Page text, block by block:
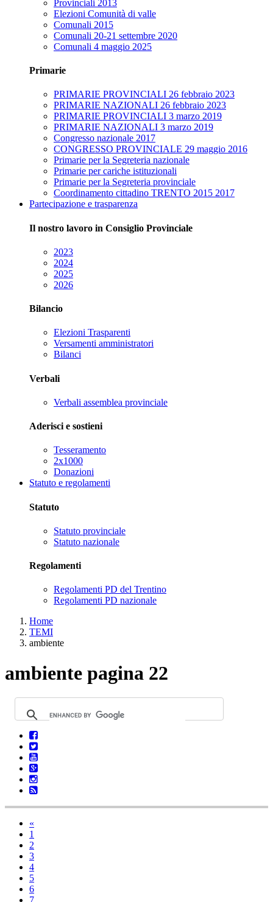
Provinciali 2013
Elezioni Comunità di valle
Comunali 2015
Comunali 20-21 settembre 2020
Comunali 4 maggio 2025
Primarie
PRIMARIE PROVINCIALI 26 febbraio 2023
PRIMARIE NAZIONALI 26 febbraio 2023
PRIMARIE PROVINCIALI 3 marzo 2019
PRIMARIE NAZIONALI 3 marzo 2019
Congresso nazionale 2017
CONGRESSO PROVINCIALE 29 maggio 2016
Primarie per la Segreteria nazionale
Primarie per cariche istituzionali
Primarie per la Segreteria provinciale
Coordinamento cittadino TRENTO 2015 2017
Partecipazione e trasparenza
Il nostro lavoro in Consiglio Provinciale
2023
2024
2025
2026
Bilancio
Elezioni Trasparenti
Versamenti amministratori
Bilanci
Verbali
Verbali assemblea provinciale
Aderisci e sostieni
Tesseramento
2x1000
Donazioni
Statuto e regolamenti
Statuto
Statuto provinciale
Statuto nazionale
Regolamenti
Regolamenti PD del Trentino
Regolamenti PD nazionale
Home
TEMI
ambiente
ambiente pagina 22
«
1
2
3
4
5
6